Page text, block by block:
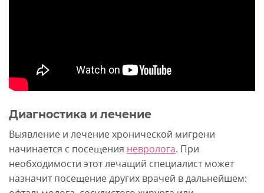
Диагностика и лечение
Выявление и лечение хронической мигрени
начинается с посещения невролога. При
необходимости этот лечащий специалист может
назначит посещение других врачей в дальнейшем: